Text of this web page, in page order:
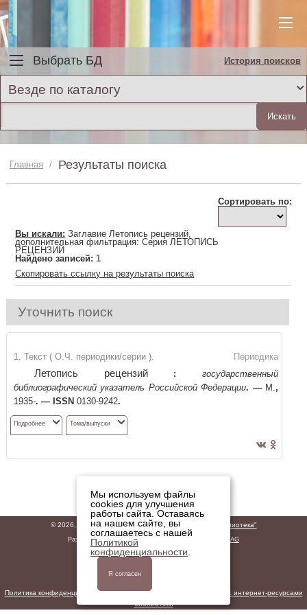
Выбрать БД История поисков
Везде по каталогу
Главная / Результаты поиска
Сортировать по:
Вы искали: Заглавие Летопись рецензий,
дополнительная фильтрация: Серия ЛЕТОПИСЬ
РЕЦЕНЗИЙ
Найдено записей:1
Скопировать ссылку на результаты поиска
Уточнить поиск
Периодика
1. Текст ( О.Ч. периодики/серии ).
Летопись рецензий :
государственный
библиографический указатель Российской Федерации. —М.,
1935-. — ISSN 0130-9242.
Подробнее Тома/выпуски
© 2026,
ГБУК "Владимирская областная научная библиотека"
Разработано
ООО «ДИТ-М» Software AG
Правила обработки персональных данных
Политика конфиденциальности персональных данных при работе с интернет-ресурсами
библиотеки
Мы используем файлы
cookies для улучшения
работы сайта. Оставаясь
на нашем сайте, вы
соглашаетесь с нашей
Политикой
конфиденциальности